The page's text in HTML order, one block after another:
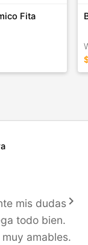
Fita
mis dudas
todo bien.
amables.
keyboard_arrow_right